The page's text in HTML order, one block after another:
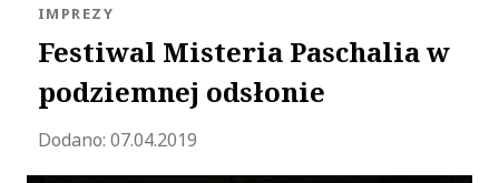
Festiwal Misteria Paschalia w
podziemnej odsłonie
KATEGORIA:
IMPREZY
Dodano: 07.04.2019Zaktualizowano 2023-09-27 12:07:38